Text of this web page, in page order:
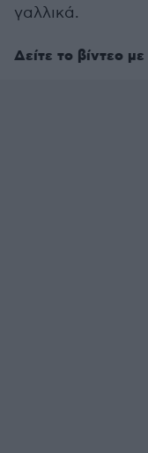
γαλλικά.
Δείτε το βίντεο